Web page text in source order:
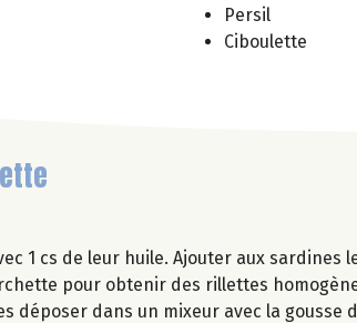
Persil
Ciboulette
1 cs de leur huile. Ajouter aux
pour obtenir des rillettes
déposer dans un mixeur avec la gousse